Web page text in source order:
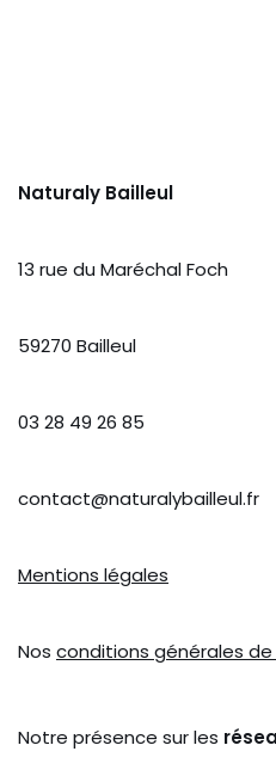
Naturaly Bailleul
13 rue du Maréchal Foch
59270 Bailleul
03 28 49 26 85
contact@naturalybailleul.fr
Mentions légales
Nos conditions générales
Notre présence sur les